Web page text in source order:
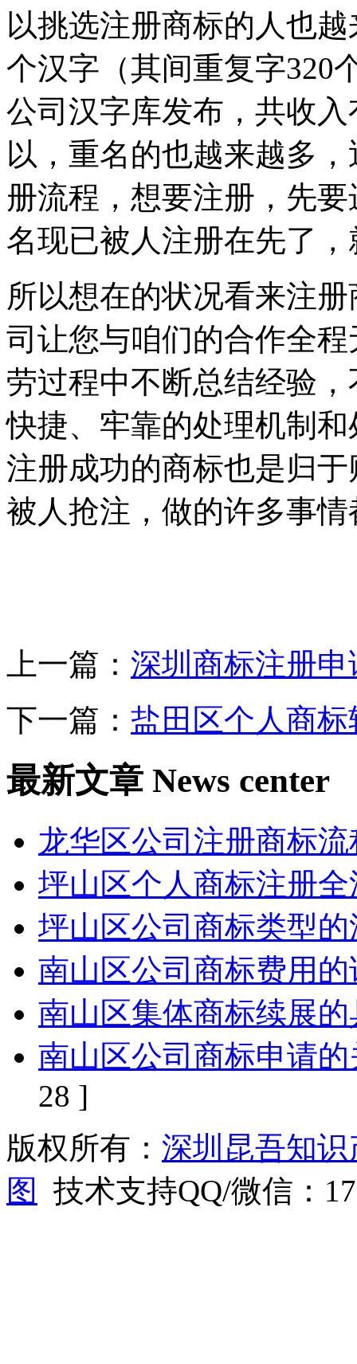
以挑选注册商标的人也
个汉字（其间重复字320
公司汉字库发布，共收
以，重名的也越来越多
册流程，想要注册，先
名现已被人注册在先了
所以想在的状况看来注
司让您与咱们的合作全
劳过程中不断总结经验
快捷、牢靠的处理机制
注册成功的商标也是归
被人抢注，做的许多事
上一篇： 深圳商标注册
下一篇： 盐田区个人商
最新文章 News center
龙华区公司注册商标
坪山区个人商标注册
坪山区公司商标类型
南山区公司商标费用
南山区集体商标续展
南山区公司商标申请
28 ]
版权所有： 深圳昆吾知
图
技术支持QQ/微信：